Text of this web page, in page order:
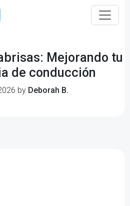
Mejorando tu
de conducción
by Deborah B.